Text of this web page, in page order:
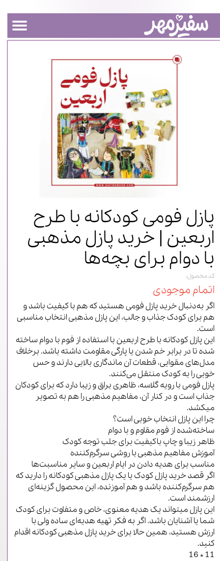
پازل فومی کودکانه با طرح
اربعین | خرید پازل مذهبی
با دوام برای بچه‌ها
کد محصول:
اتمام موجودی
اگر به‌دنبال خرید پازل فومی هستید که هم با کیفیت باشد و
هم برای کودک جذاب و جالب، این پازل مذهبی انتخاب مناسبی
است.
این پازل کودکانه با طرح اربعین با استفاده از فوم با دوام ساخته
شده تا در برابر خم شدن یا پارگی مقاومت داشته باشد. برخلاف
مدل‌های مقوایی، قطعات آن ماندگاری بالایی دارند و حس
خوبی را به کودک منتقل می‌کنند.
پازل فومی با رویه گلاسه، ظاهری براق و زیبا دارد که برای کودکان
جذاب است و در کنار آن، مفاهیم مذهبی را هم به تصویر
میکشد.
چرا این پازل انتخاب خوبی است؟
ساخته‌شده از فوم مقاوم و با دوام
ظاهر زیبا و چاپ باکیفیت برای جلب توجه کودک
آموزش مفاهیم مذهبی با روشی سرگرم‌کننده
مناسب برای هدیه دادن در ایام اربعین و سایر مناسبت‌ها
اگر قصد خرید پازل کودک یا یک پازل مذهبی کودکانه را دارید که
هم سرگرم‌کننده باشد و هم آموزنده، این محصول گزینه‌ای
ارزشمند است.
این پازل میتواند یک هدیه معنوی، خاص و متفاوت برای کودک
شما یا آشنایان‌ باشد. اگر به فکر تهیه هدیه‌ای ساده ولی با
ارزش هستید، همین حالا برای خرید پازل مذهبی کودکانه اقدام
کنید.
11 * 16